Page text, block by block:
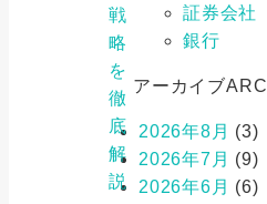
戦
略
を
徹
底
解
説
証券会社
銀行
アーカイブ
2026年8月 (3)
2026年7月 (9)
2026年6月 (6)